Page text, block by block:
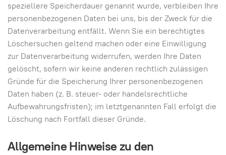
speziellere Speicherdauer genannt wurde, verbleiben Ihre
personenbezogenen Daten bei uns, bis der Zweck für die
Datenverarbeitung entfällt. Wenn Sie ein berechtigtes
Löschersuchen geltend machen oder eine Einwilligung
zur Datenverarbeitung widerrufen, werden Ihre Daten
gelöscht, sofern wir keine anderen rechtlich zulässigen
Gründe für die Speicherung Ihrer personenbezogenen
Daten haben (z. B. steuer- oder handelsrechtliche
Aufbewahrungsfristen); im letztgenannten Fall erfolgt die
Löschung nach Fortfall dieser Gründe.
Allgemeine Hinweise zu den